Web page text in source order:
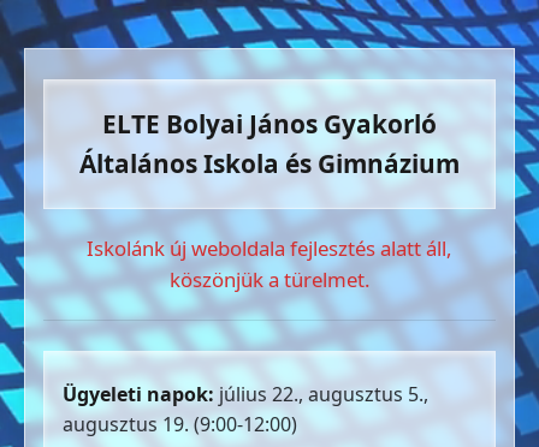
ELTE Bolyai János Gyakorló
Általános Iskola és Gimnázium
Iskolánk új weboldala fejlesztés alatt áll,
köszönjük a türelmet.
Ügyeleti napok: július 22., augusztus 5.,
augusztus 19. (9:00-12:00)